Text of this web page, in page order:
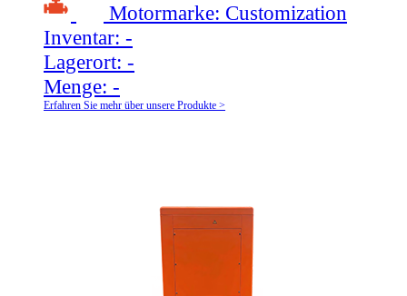
Motormarke: Customization
Inventar: -
Lagerort: -
Menge: -
Erfahren Sie mehr über unsere Produkte >